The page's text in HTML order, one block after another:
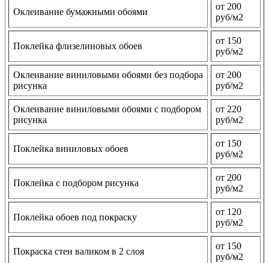
Оклеивание бумажными обоями
от 200
руб/м2
Поклейка флизелиновых обоев
от 150
руб/м2
Оклеивание виниловыми обоями без подбора
рисунка
от 200
руб/м2
Оклеивание виниловыми обоями с подбором
рисунка
от 220
руб/м2
Поклейка виниловых обоев
от 150
руб/м2
Поклейка с подбором рисунка
от 200
руб/м2
Поклейка обоев под покраску
от 120
руб/м2
Покраска стен валиком в 2 слоя
от 150
руб/м2